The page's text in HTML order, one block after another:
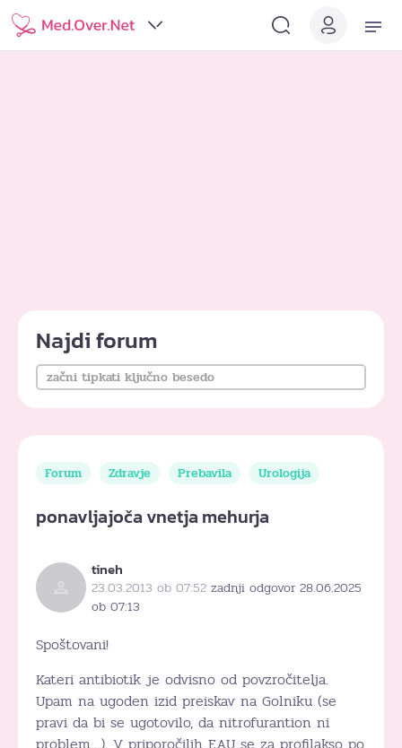
Najdi forum
Forum Zdravje Prebavila Urologija
ponavljajoča vnetja mehurja
tineh
23.03.2013 ob 07:52 zadnji odgovor 28.06.2025
ob 07:13
Spoštovani!
Kateri antibiotik je odvisno od povzročitelja.
Upam na ugoden izid preiskav na Golniku (se
pravi da bi se ugotovilo, da nitrofurantion ni
problem…). V priporočilih EAU se za profilakso po